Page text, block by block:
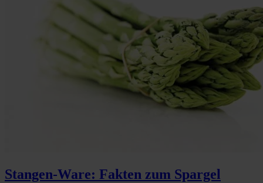
Stangen-Ware: Fakten zum Spargel